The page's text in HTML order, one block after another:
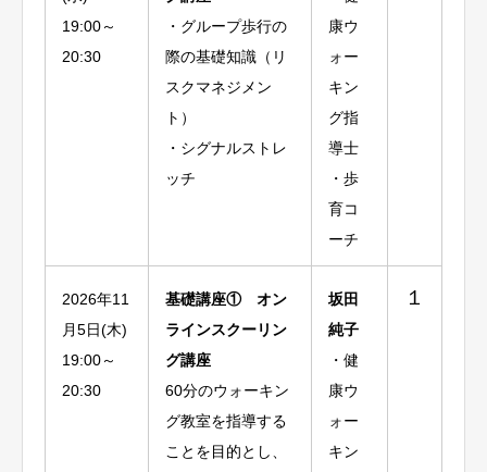
19:00～
20:30
・グループ歩行の
際の基礎知識（リ
スクマネジメン
ト）
・シグナルストレ
ッチ
康ウ
ォー
キン
グ指
導士
・歩
育コ
ーチ
2026年11
月5日(木)
19:00～
20:30
基礎講座① オン
ラインスクーリン
グ講座
60分のウォーキン
グ教室を指導する
ことを目的とし、
坂田
純子
・健
康ウ
ォー
キン
１